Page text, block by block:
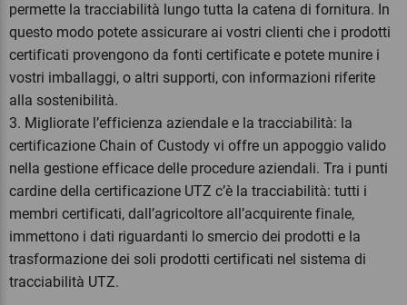
permette la tracciabilità lungo tutta la catena di fornitura. In
questo modo potete assicurare ai vostri clienti che i prodotti
certificati provengono da fonti certificate e potete munire i
vostri imballaggi, o altri supporti, con informazioni riferite
alla sostenibilità.
3. Migliorate l’efficienza aziendale e la tracciabilità: la
certificazione Chain of Custody vi offre un appoggio valido
nella gestione efficace delle procedure aziendali. Tra i punti
cardine della certificazione UTZ c’è la tracciabilità: tutti i
membri certificati, dall’agricoltore all’acquirente finale,
immettono i dati riguardanti lo smercio dei prodotti e la
trasformazione dei soli prodotti certificati nel sistema di
tracciabilità UTZ.